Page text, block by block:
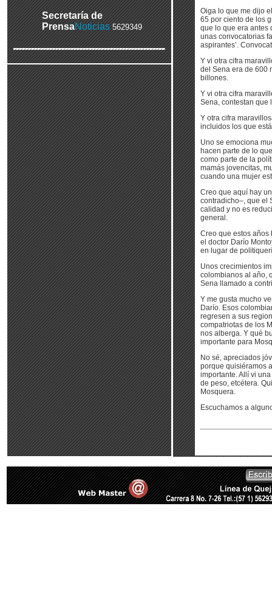
Secretaría de
PrensaNoticias 5629349
Oiga lo que me dijo
65 por ciento de los
que lo que era antes
unas convocatorias
aspirantes’.
Y vi otra cifra
del Sena era de 600
billones.
Y vi otra cifra
Sena, contestan que
Y otra cifra
incluidos los que
Uno se emociona
hacen parte de lo
como parte de la
mamás jovencitas,
cuando una mujer
Creo que aquí hay
contradicho–, que el
calidad y no es
general.
Creo que estos años
el doctor Darío
en lugar de
Unos crecimientos
colombianos al año,
Sena llamado a
Y me gusta mucho
Darío. Esos
regresen a sus
compatriotas de los
nos alberga. Y qué
importante para
No sé, apreciados
porque quisiéramos
importante. Allí vi
de peso, etcétera.
Mosquera.
Escuchamos a